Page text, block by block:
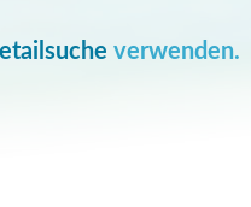
verwenden.